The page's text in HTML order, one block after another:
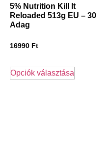
5% Nutrition Kill It
Reloaded 513g EU – 30
Adag
16990 Ft
Opciók választása